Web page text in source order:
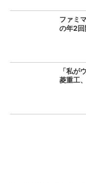
ファミ
の年2
「私が
菱重工